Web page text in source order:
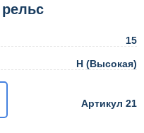
15
H (Высокая)
Артикул 21